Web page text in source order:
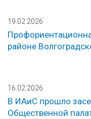
19.02.2026
районе
16.02.2026
В ИАиС прошло
Общественной